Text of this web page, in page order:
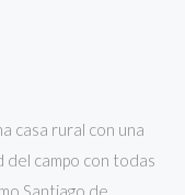
casa rural con una
campo con todas
Santiago de